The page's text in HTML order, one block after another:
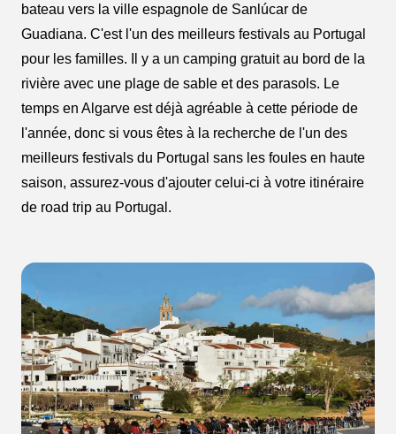
bateau vers la ville espagnole de Sanlúcar de
Guadiana. C'est l'un des meilleurs festivals au Portugal
pour les familles. Il y a un camping gratuit au bord de la
rivière avec une plage de sable et des parasols. Le
temps en Algarve est déjà agréable à cette période de
l'année, donc si vous êtes à la recherche de l'un des
meilleurs festivals du Portugal sans les foules en haute
saison, assurez-vous d'ajouter celui-ci à votre itinéraire
de road trip au Portugal.